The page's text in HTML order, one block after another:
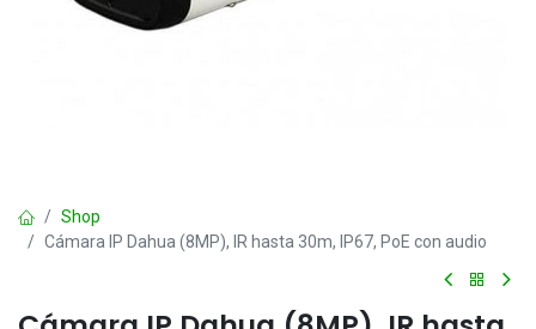
Shop
Cámara IP Dahua (8MP), IR hasta 30m, IP67, PoE con audio